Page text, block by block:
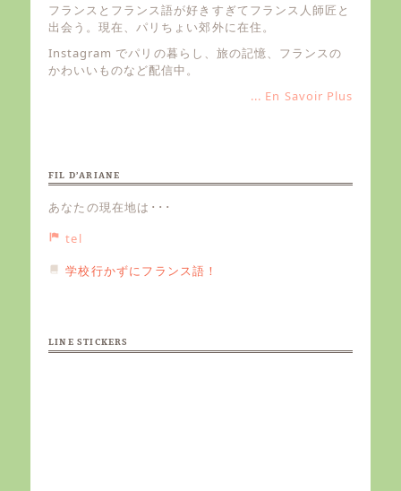
フランスとフランス語が好きすぎてフランス人師匠と
出会う。現在、パリちょい郊外に在住。
Instagram でパリの暮らし、旅の記憶、フランスの
かわいいものなど配信中。
... En Savoir Plus
FIL D’ARIANE
あなたの現在地は･･･
tel
学校行かずにフランス語！
LINE STICKERS